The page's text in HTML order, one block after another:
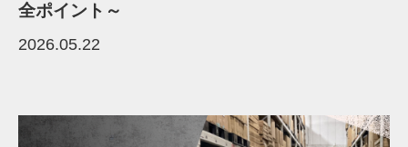
全ポイント～
2026.05.22